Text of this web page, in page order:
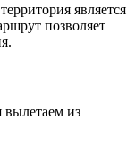
является
позволяет
вылетаем из